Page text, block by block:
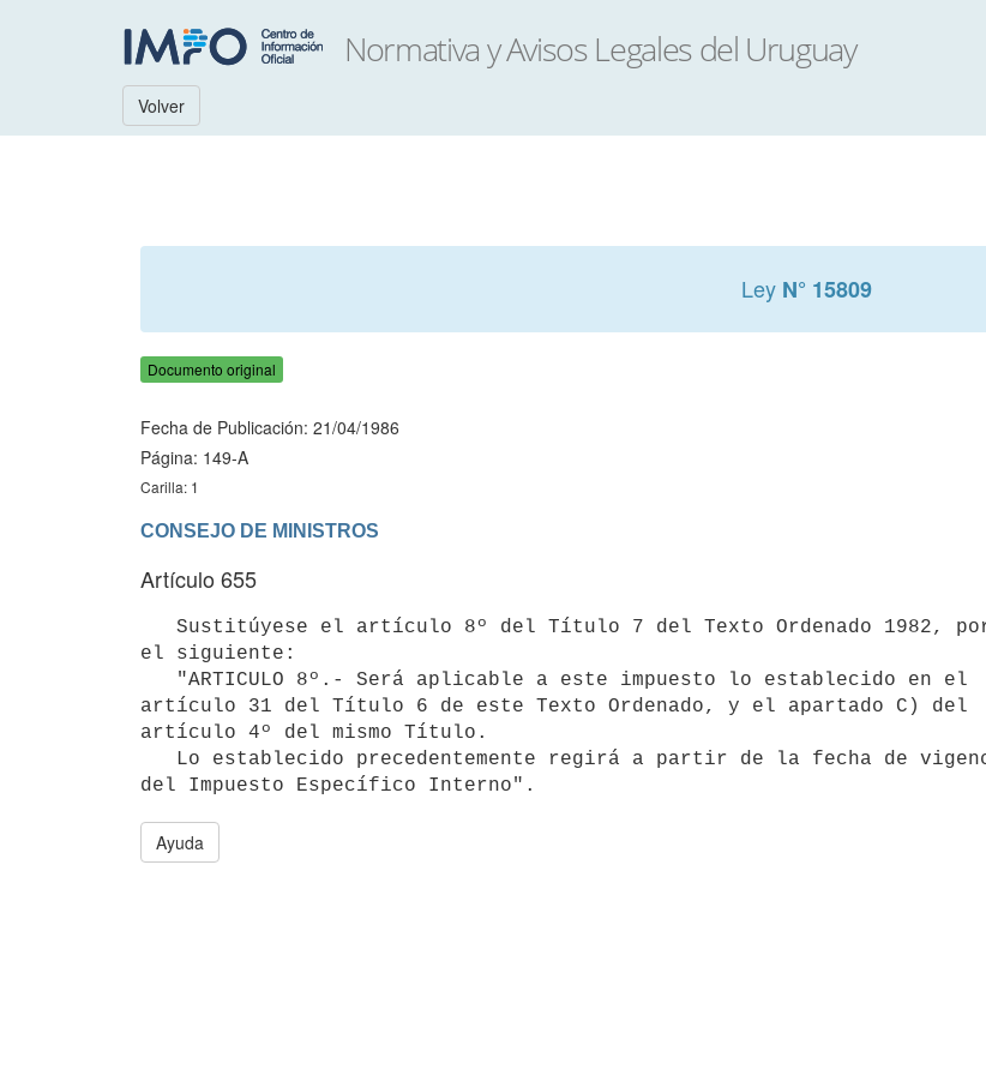
Volver
Ley N° 15809
Documento original
Fecha de Publicación: 21/04/1986
Página: 149-A
Carilla: 1
CONSEJO DE MINISTROS
Artículo 655
el siguiente:
artículo 31 del Título 6 de este Texto Ordenado, y el apartado C) del
artículo 4º del mismo Título.
del Impuesto Específico Interno".
Ayuda